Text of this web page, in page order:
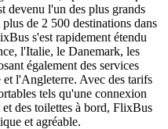
devenu l'un des plus grands
de 2 500 destinations dans
s'est rapidement étendu
l'Italie, le Danemark, les
également des services
l'Angleterre. Avec des tarifs
tels qu'une connexion
des toilettes à bord, FlixBus
et agréable.